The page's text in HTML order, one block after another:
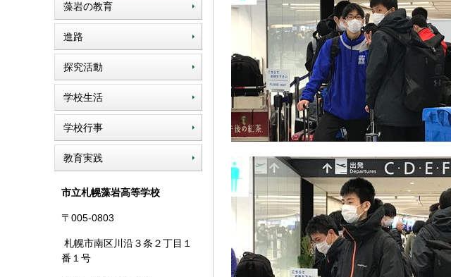
藻岩の教育
進路
探究活動
学校生活
学校行事
教育実践
市立札幌藻岩高等学校
〒005-0803
札幌市南区川沿３条２丁目１
番１号